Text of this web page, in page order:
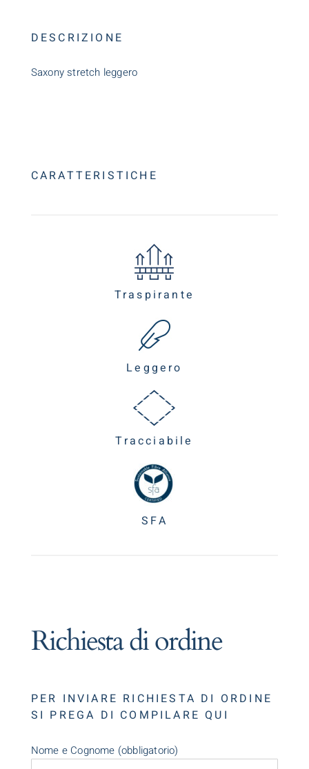
DESCRIZIONE
Saxony stretch leggero
CARATTERISTICHE
Traspirante
Leggero
Tracciabile
SFA
Richiesta di ordine
PER INVIARE RICHIESTA DI ORDINE
SI PREGA DI COMPILARE QUI
Nome e Cognome (obbligatorio)